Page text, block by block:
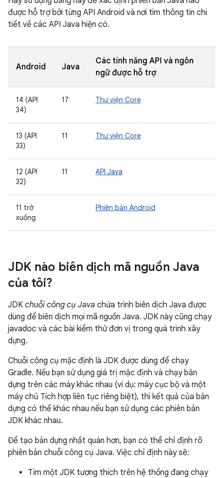
được hỗ trợ bởi từng API Android và nơi tìm thông tin chi
tiết về các API Java hiện có.
Android Java
Các tính năng API và ngôn
ngữ được hỗ trợ
14 (API
34)
17 Thư viện Core
13 (API
33)
11 Thư viện Core
12 (API
32)
11 API Java
11 trở
xuống
Phiên bản Android
JDK nào biên dịch mã nguồn Java
của tôi?
JDK chuỗi công cụ Java chứa trình biên dịch Java được
dùng để biên dịch mọi mã nguồn Java. JDK này cũng chạy
javadoc và các bài kiểm thử đơn vị trong quá trình xây
dựng.
Chuỗi công cụ mặc định là JDK được dùng để chạy
Gradle. Nếu bạn sử dụng giá trị mặc định và chạy bản
dựng trên các máy khác nhau (ví dụ: máy cục bộ và một
máy chủ Tích hợp liên tục riêng biệt), thì kết quả của bản
dựng có thể khác nhau nếu bạn sử dụng các phiên bản
JDK khác nhau.
Để tạo bản dựng nhất quán hơn, bạn có thể chỉ định rõ
phiên bản chuỗi công cụ Java. Việc chỉ định này sẽ:
Tìm một JDK tương thích trên hệ thống đang chạy